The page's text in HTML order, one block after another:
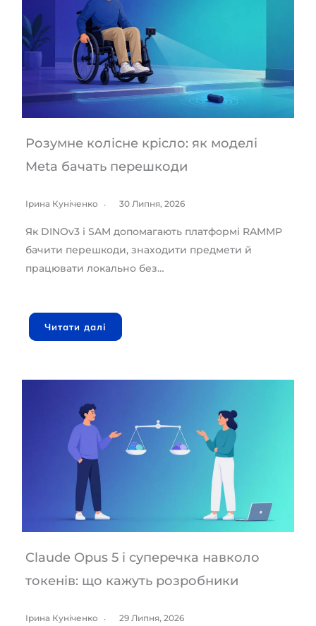
Розумне колісне крісло: як моделі
Meta бачать перешкоди
Ірина Куніченко 30 Липня, 2026
Як DINOv3 і SAM допомагають платформі RAMMP
бачити перешкоди, знаходити предмети й
працювати локально без…
Читати далі
Claude Opus 5 і суперечка навколо
токенів: що кажуть розробники
Ірина Куніченко 29 Липня, 2026